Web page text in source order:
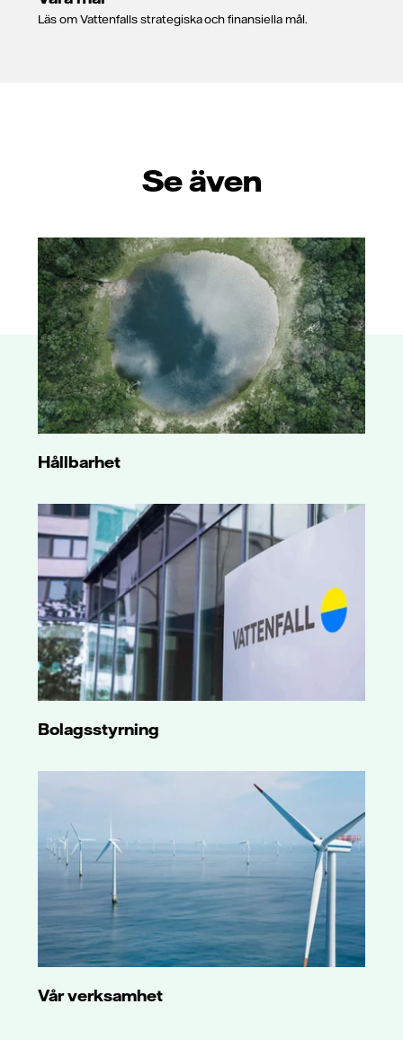
Läs om Vattenfalls strategiska och finansiella mål.
Se även
Hållbarhet
Bolagsstyrning
Vår verksamhet